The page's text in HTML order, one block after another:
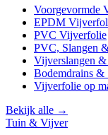
Voorgevormde
EPDM
PVC Vijverfolie
PVC, Slangen
Vijverslangen
Bodemdrains &
Vijverfolie op
Bekijk alle →
Tuin & Vijver